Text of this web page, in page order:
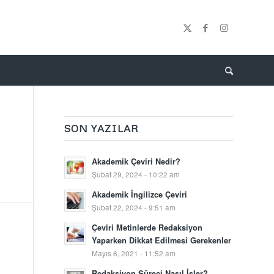
SON YAZILAR
Akademik Çeviri Nedir?
Şubat 29, 2024 - 10:22 am
Akademik İngilizce Çeviri
Şubat 22, 2024 - 9:51 am
Çeviri Metinlerde Redaksiyon
Yaparken Dikkat Edilmesi Gerekenler
Mayıs 6, 2021 - 11:52 am